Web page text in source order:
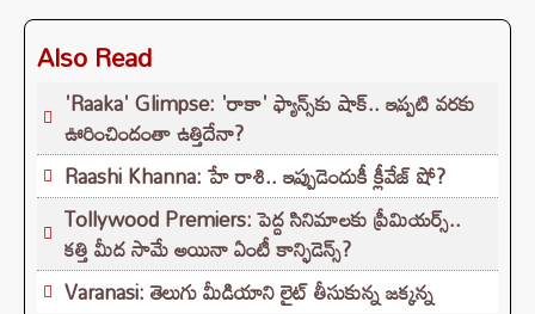
Also Read
'Raaka' Glimpse: 'రాకా' ఫ్యాన్స్‌కు షాక్.. ఇప్పటి వరకు
ఊరించిందంతా ఉత్తిదేనా?
Raashi Khanna: హే రాశి.. ఇప్పుడెందుకీ క్లీవేజ్ షో?
Tollywood Premiers: పెద్ద సినిమాలకు ప్రీమియర్స్..
కత్తి మీద సామే అయినా ఏంటీ కాన్ఫిడెన్స్?
Varanasi: తెలుగు మీడియాని లైట్ తీసుకున్న జక్కన్న